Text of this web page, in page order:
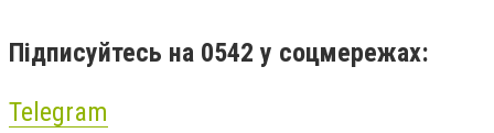
Підписуйтесь на 0542 у соцмережах:
Telegram